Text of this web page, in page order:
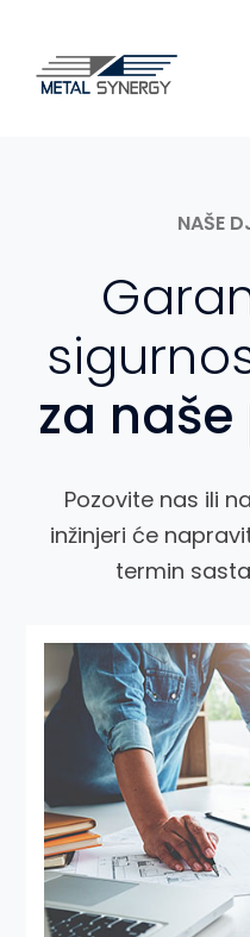
NAŠE
za
Pozovite nas ili
inžinjeri će
termin